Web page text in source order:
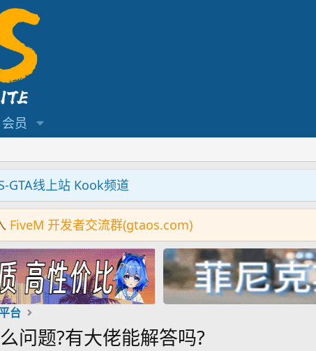
会员
GTA线上站 Kook频道
FiveM 开发者交流群(gtaos.com)
台
问题?有大佬能解答吗?